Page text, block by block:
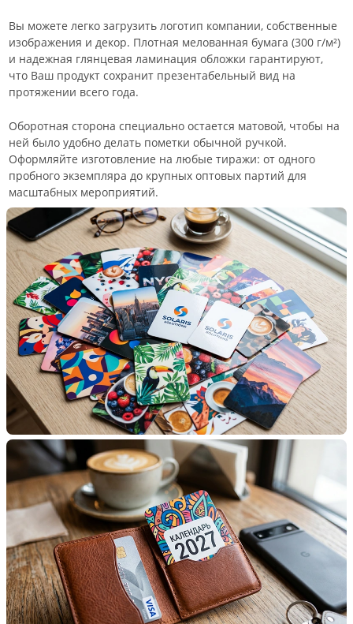
Вы можете легко загрузить логотип компании, собственные
изображения и декор. Плотная мелованная бумага (300 г/м²)
и надежная глянцевая ламинация обложки гарантируют,
что Ваш продукт сохранит презентабельный вид на
протяжении всего года.
Оборотная сторона специально остается матовой, чтобы на
ней было удобно делать пометки обычной ручкой.
Оформляйте изготовление на любые тиражи: от одного
пробного экземпляра до крупных оптовых партий для
масштабных мероприятий.